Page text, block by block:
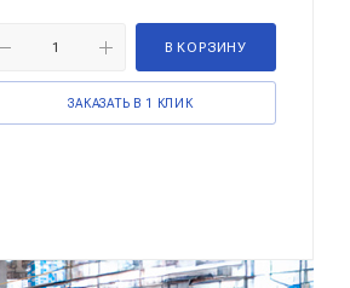
В КОРЗИНУ
ЗАКАЗАТЬ В 1 КЛИК